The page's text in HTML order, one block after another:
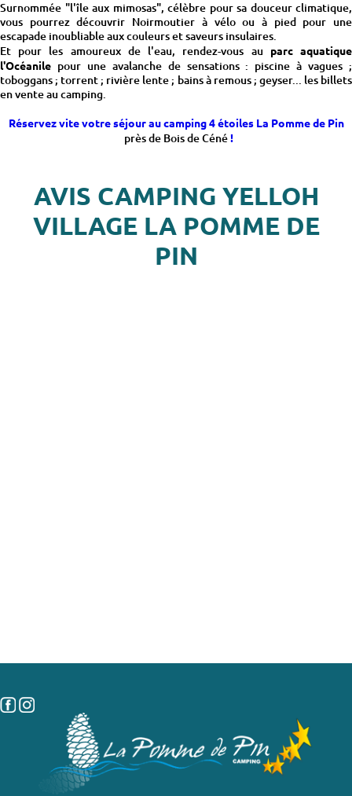
Surnommée "l'île aux mimosas", célèbre pour sa douceur climatique,
vous pourrez découvrir Noirmoutier à vélo ou à pied pour une
escapade inoubliable aux couleurs et saveurs insulaires.
Et pour les amoureux de l'eau, rendez-vous au parc aquatique
l'Océanile pour une avalanche de sensations : piscine à vagues ;
toboggans ; torrent ; rivière lente ; bains à remous ; geyser... les billets
en vente au camping.
Réservez vite votre séjour au camping 4 étoiles La Pomme de Pin
près de Bois de Céné!
AVIS CAMPING YELLOH
VILLAGE LA POMME DE
PIN